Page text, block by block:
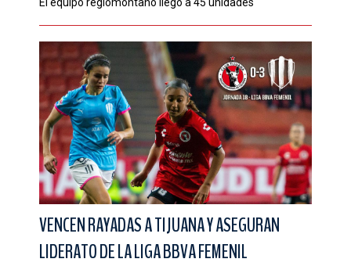
VENCEN RAYADAS A TIJUANA Y ASEGURAN
LIDERATO DE LA LIGA BBVA FEMENIL